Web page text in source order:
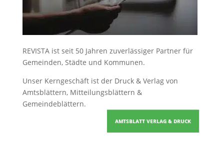
REVISTA ist seit 50 Jahren zuverlässiger Partner für
Gemeinden, Städte und Kommunen.
Unser Kerngeschäft ist der Druck & Verlag von
Amtsblättern, Mitteilungsblättern &
Gemeindeblättern.
AMTSBLATT VERLAG & DRUCK